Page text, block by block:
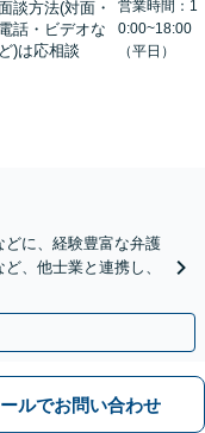
談方法(対面・
電話・ビデオな
ど)は応相談
営業時間：1
0:00~18:00
（平日）
どに、経験豊富な弁護
、他士業と連携し、
ルでお問い合わせ